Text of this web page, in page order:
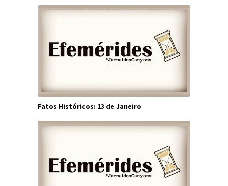
Fatos Históricos: 13 de Janeiro